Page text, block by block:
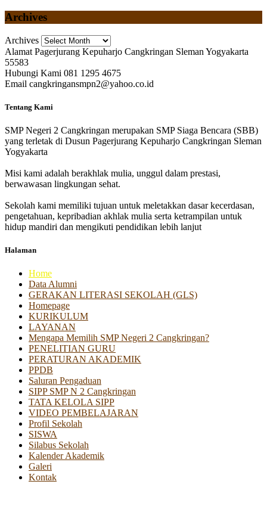
Archives
Archives
Alamat Pagerjurang Kepuharjo Cangkringan Sleman Yogyakarta
55583
Hubungi Kami 081 1295 4675
Email cangkringansmpn2@yahoo.co.id
Tentang Kami
SMP Negeri 2 Cangkringan merupakan SMP Siaga Bencara (SBB)
yang terletak di Dusun Pagerjurang Kepuharjo Cangkringan Sleman
Yogyakarta
Misi kami adalah berakhlak mulia, unggul dalam prestasi,
berwawasan lingkungan sehat.
Sekolah kami memiliki tujuan untuk meletakkan dasar kecerdasan,
pengetahuan, kepribadian akhlak mulia serta ketrampilan untuk
hidup mandiri dan mengikuti pendidikan lebih lanjut
Halaman
Home
Data Alumni
GERAKAN LITERASI SEKOLAH (GLS)
Homepage
KURIKULUM
LAYANAN
Mengapa Memilih SMP Negeri 2 Cangkringan?
PENELITIAN GURU
PERATURAN AKADEMIK
PPDB
Saluran Pengaduan
SIPP SMP N 2 Cangkringan
TATA KELOLA SIPP
VIDEO PEMBELAJARAN
Profil Sekolah
SISWA
Silabus Sekolah
Kalender Akademik
Galeri
Kontak